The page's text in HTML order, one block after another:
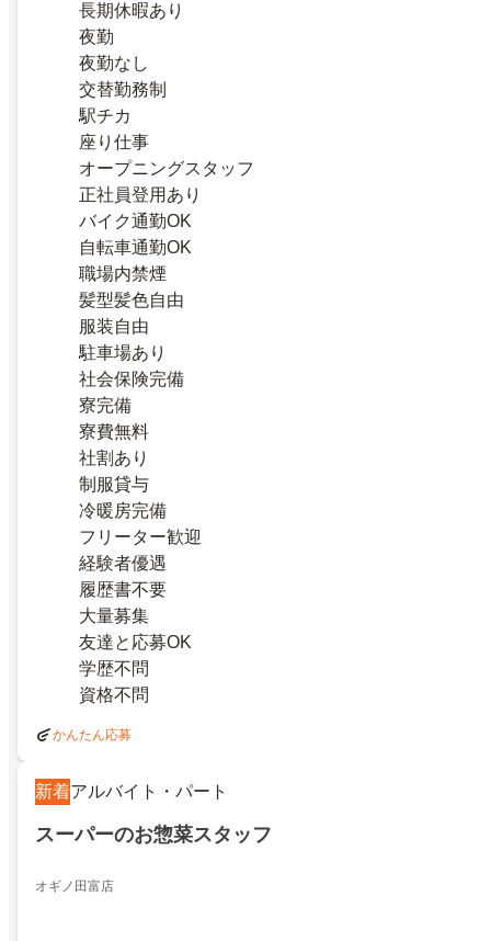
長期休暇あり
夜勤
夜勤なし
交替勤務制
駅チカ
座り仕事
オープニングスタッフ
正社員登用あり
バイク通勤OK
自転車通勤OK
職場内禁煙
髪型髪色自由
服装自由
駐車場あり
社会保険完備
寮完備
寮費無料
社割あり
制服貸与
冷暖房完備
フリーター歓迎
経験者優遇
履歴書不要
大量募集
友達と応募OK
学歴不問
資格不問
かんたん応募
新着アルバイト・パート
スーパーのお惣菜スタッフ
オギノ田富店